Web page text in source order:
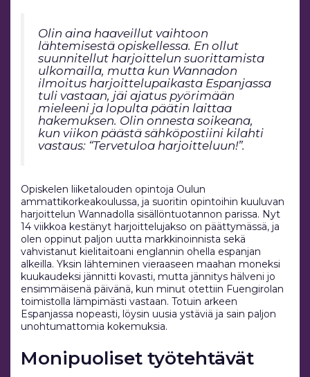
Olin aina haaveillut vaihtoon
lähtemisestä opiskellessa. En ollut
suunnitellut harjoittelun suorittamista
ulkomailla, mutta kun Wannadon
ilmoitus harjoittelupaikasta Espanjassa
tuli vastaan, jäi ajatus pyörimään
mieleeni ja lopulta päätin laittaa
hakemuksen. Olin onnesta soikeana,
kun viikon päästä sähköpostiini kilahti
vastaus: “Tervetuloa harjoitteluun!”.
Opiskelen liiketalouden opintoja Oulun
ammattikorkeakoulussa, ja suoritin opintoihin kuuluvan
harjoittelun Wannadolla sisällöntuotannon parissa. Nyt
14 viikkoa kestänyt harjoittelujakso on päättymässä, ja
olen oppinut paljon uutta markkinoinnista sekä
vahvistanut kielitaitoani englannin ohella espanjan
alkeilla. Yksin lähteminen vieraaseen maahan moneksi
kuukaudeksi jännitti kovasti, mutta jännitys hälveni jo
ensimmäisenä päivänä, kun minut otettiin Fuengirolan
toimistolla lämpimästi vastaan. Totuin arkeen
Espanjassa nopeasti, löysin uusia ystäviä ja sain paljon
unohtumattomia kokemuksia.
Monipuoliset työtehtävät